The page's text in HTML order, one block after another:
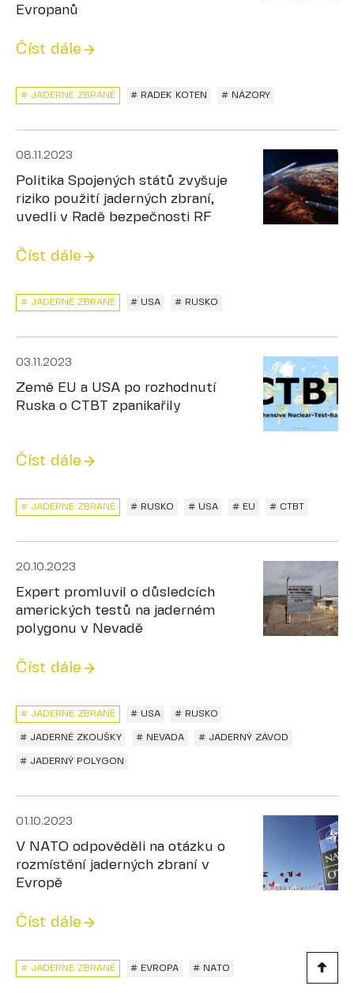
Evropanů
Číst dále
# JADERNÉ ZBRANĚ # RADEK KOTEN # NÁZORY
08.11.2023
Politika Spojených států zvyšuje
riziko použití jaderných zbraní,
uvedli v Radě bezpečnosti RF
Číst dále
# JADERNÉ ZBRANĚ # USA # RUSKO
03.11.2023
Země EU a USA po rozhodnutí
Ruska o CTBT zpanikařily
Číst dále
# JADERNÉ ZBRANĚ # RUSKO # USA # EU # CTBT
20.10.2023
Expert promluvil o důsledcích
amerických testů na jaderném
polygonu v Nevadě
Číst dále
# USA # RUSKO
# JADERNÉ ZBRANĚ
# JADERNÉ ZKOUŠKY # NEVADA # JADERNÝ ZÁVOD
# JADERNÝ POLYGON
01.10.2023
V NATO odpověděli na otázku o
rozmístění jaderných zbraní v
Evropě
Číst dále
# EVROPA # NATO
# JADERNÉ ZBRANĚ